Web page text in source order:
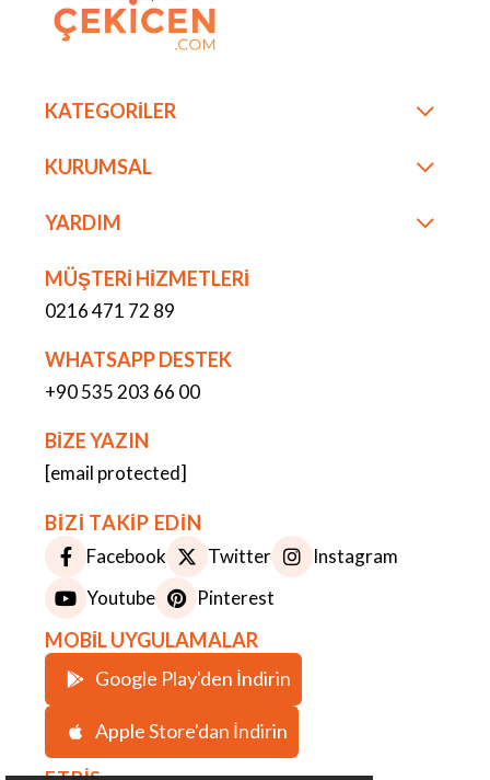
KATEGORİLER
KURUMSAL
YARDIM
MÜŞTERİ HİZMETLERİ
0216 471 72 89
WHATSAPP DESTEK
+90 535 203 66 00
BİZE YAZIN
[email protected]
BİZİ TAKİP EDİN
Facebook Twitter
Instagram
Youtube
Pinterest
MOBİL UYGULAMALAR
Google Play'den İndirin
Apple Store'dan İndirin